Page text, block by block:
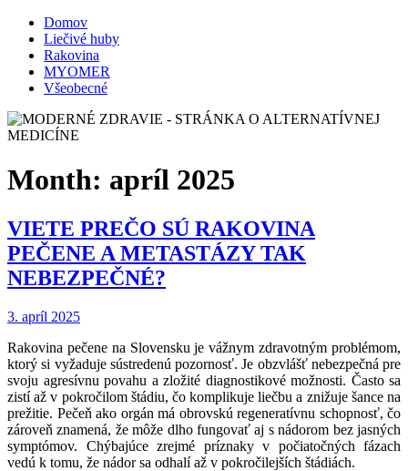
Domov
Liečivé huby
Rakovina
MYOMER
Všeobecné
Month: apríl 2025
VIETE PREČO SÚ RAKOVINA
PEČENE A METASTÁZY TAK
NEBEZPEČNÉ?
3. apríl 2025
Rakovina pečene na Slovensku je vážnym zdravotným problémom,
ktorý si vyžaduje sústredenú pozornosť. Je obzvlášť nebezpečná pre
svoju agresívnu povahu a zložité diagnostikové možnosti. Často sa
zistí až v pokročilom štádiu, čo komplikuje liečbu a znižuje šance na
prežitie. Pečeň ako orgán má obrovskú regeneratívnu schopnosť, čo
zároveň znamená, že môže dlho fungovať aj s nádorom bez jasných
symptómov. Chýbajúce zrejmé príznaky v počiatočných fázach
vedú k tomu, že nádor sa odhalí až v pokročilejších štádiách.